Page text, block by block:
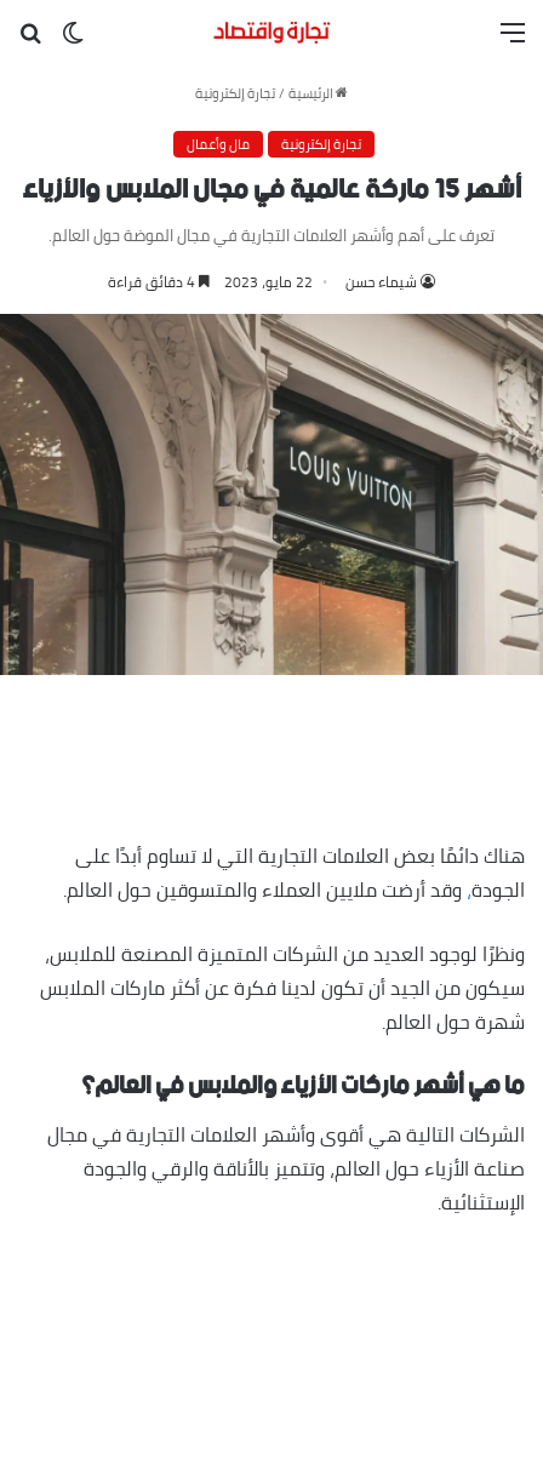
القائمة
الرئيسية /تجارة إلكترونية
تجارة إلكترونية مال وأعمال
أشهر ١٥ ماركة عالمية في مجال الملابس والأزياء
تعرف على أهم وأشهر العلامات التجارية في مجال الموضة حول العالم.
شيماء حسن 22 مايو، 2023
هناك دائمًا بعض العلامات التجارية التي لا تساوم أبدًا على
الجودة، وقد أرضت ملايين العملاء والمتسوقين حول العالم.
ونظرًا لوجود العديد من الشركات المتميزة المصنعة للملابس،
سيكون من الجيد أن تكون لدينا فكرة عن أكثر ماركات الملابس
شهرة حول العالم.
ما هي أشهر ماركات الأزياء والملابس في العالم؟
الشركات التالية هي أقوى وأشهر العلامات التجارية في مجال
صناعة الأزياء حول العالم، وتتميز بالأناقة والرقي والجودة
الإستثنائية.